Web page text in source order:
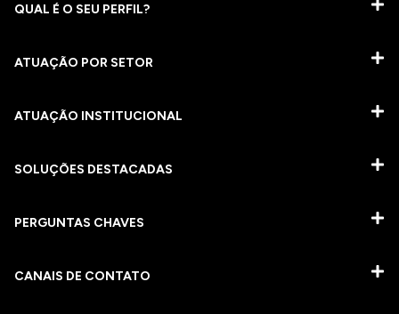
QUAL É O SEU PERFIL?
ATUAÇÃO POR SETOR
ATUAÇÃO INSTITUCIONAL
SOLUÇÕES DESTACADAS
PERGUNTAS CHAVES​
CANAIS DE CONTATO